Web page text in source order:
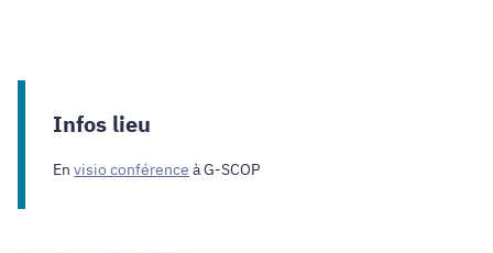
Infos lieu
Envisio conférence à G-SCOP